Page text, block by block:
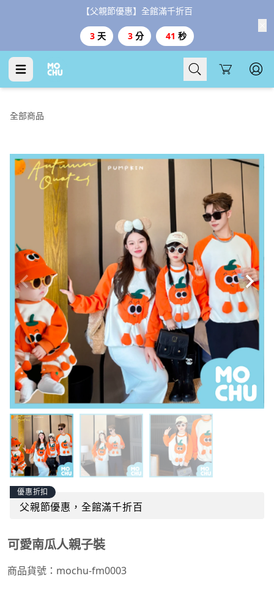
【父親節優惠】全館滿千折百
3 天 3 分 40 秒
Cart
全部商品
優惠折扣
父親節優惠，全館滿千折百
可愛南瓜人親子裝
商品貨號： mochu-fm0003